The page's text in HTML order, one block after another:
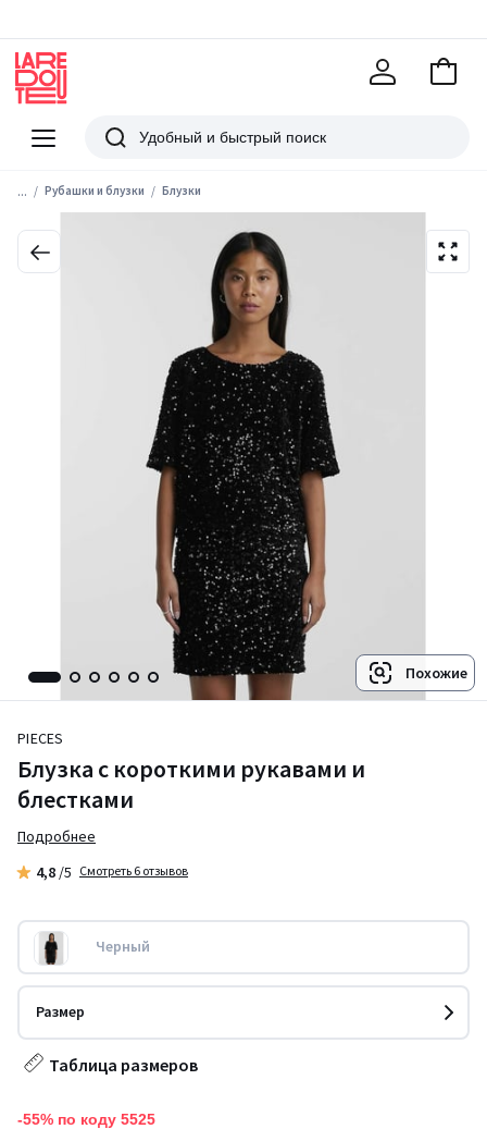
Меню
Redoute
Поиск
В
... Рубашки и блузки Блузки
Похожие
PIECES
Блузка с короткими рукавами и
блестками
Подробнее
4,8 /5 Смотреть 6 отзывов
Черный
Размер
Таблица размеров
-55% по коду 5525